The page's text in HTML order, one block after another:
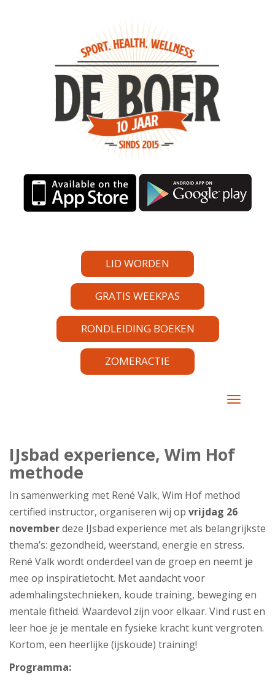
LID WORDEN
GRATIS WEEKPAS
RONDLEIDING BOEKEN
ZOMERACTIE
TOGGLE
IJsbad experience, Wim Hof
methode
In samenwerking met René Valk, Wim Hof method
certified instructor, organiseren wij op vrijdag 26
novemberdeze IJsbad experience met als belangrijkste
thema’s: gezondheid, weerstand, energie en stress.
René Valk wordt onderdeel van de groep en neemt je
mee op inspiratietocht. Met aandacht voor
ademhalingstechnieken, koude training, beweging en
mentale fitheid. Waardevol zijn voor elkaar. Vind rust en
leer hoe je je mentale en fysieke kracht kunt vergroten.
Kortom, een heerlijke (ijskoude) training!
Programma: